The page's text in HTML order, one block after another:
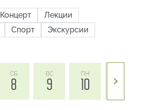
Концерт
Лекции
Спорт Экскурсии
СБ
8
ВС
9
ПН
10 11